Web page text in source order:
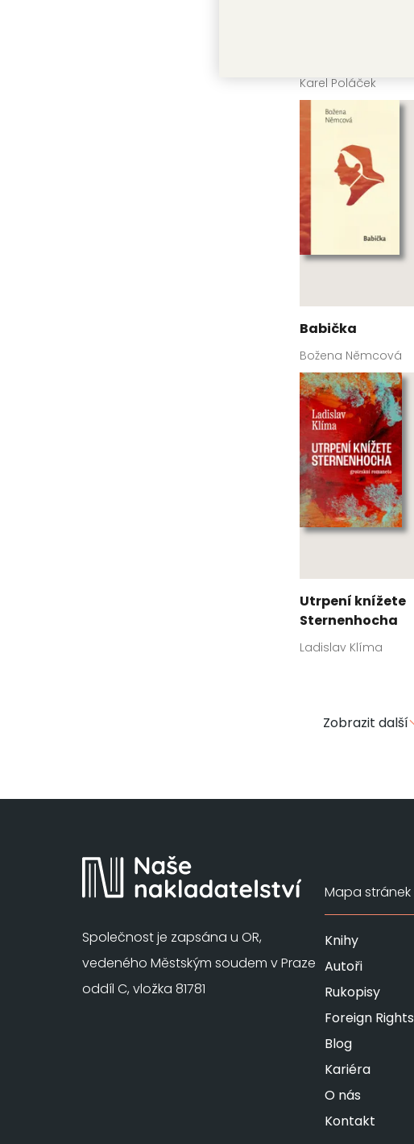
Karel Poláček
Babička
Božena Němcová
Utrpení knížete
Sternenhocha
Ladislav Klíma
Zobrazit další
Společnost je zapsána u OR,
vedeného Městským soudem v Praze
oddíl C, vložka 81781
Mapa stránek
Knihy
Autoři
Rukopisy
Foreign Rights
Blog
Kariéra
O nás
Kontakt